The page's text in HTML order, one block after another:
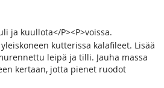
ja kuullota</P><P>voissa.
kutterissa kalafileet. Lisää
leipä ja tilli. Jauha massa
kertaan, jotta pienet ruodot